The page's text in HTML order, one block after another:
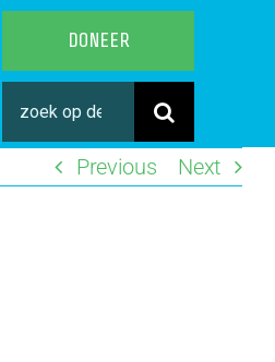
DONEER
Search
for:
Previous
Next